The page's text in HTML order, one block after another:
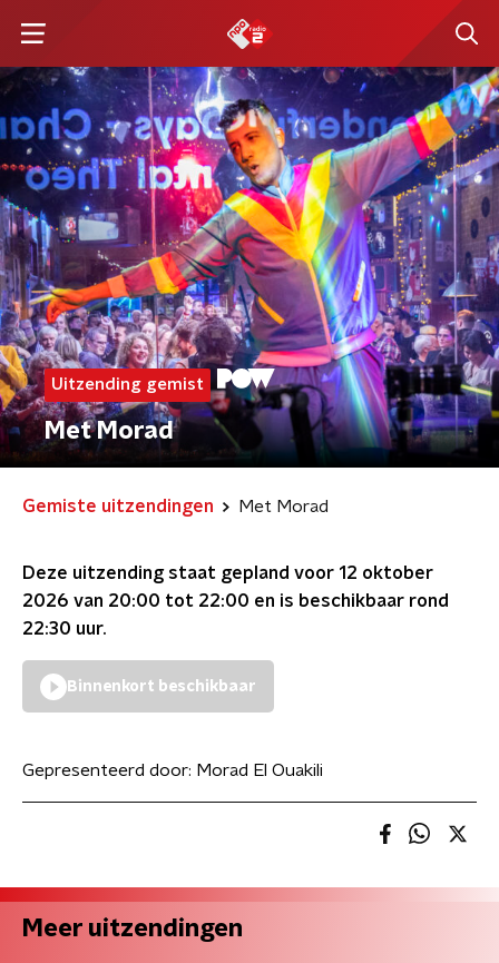
Uitzending gemist
Met Morad
Gemiste uitzendingen Met Morad
Deze uitzending staat gepland voor 12 oktober
2026 van 20:00 tot 22:00 en is beschikbaar rond
22:30 uur.
Binnenkort beschikbaar
Gepresenteerd door: Morad El Ouakili
Meer uitzendingen